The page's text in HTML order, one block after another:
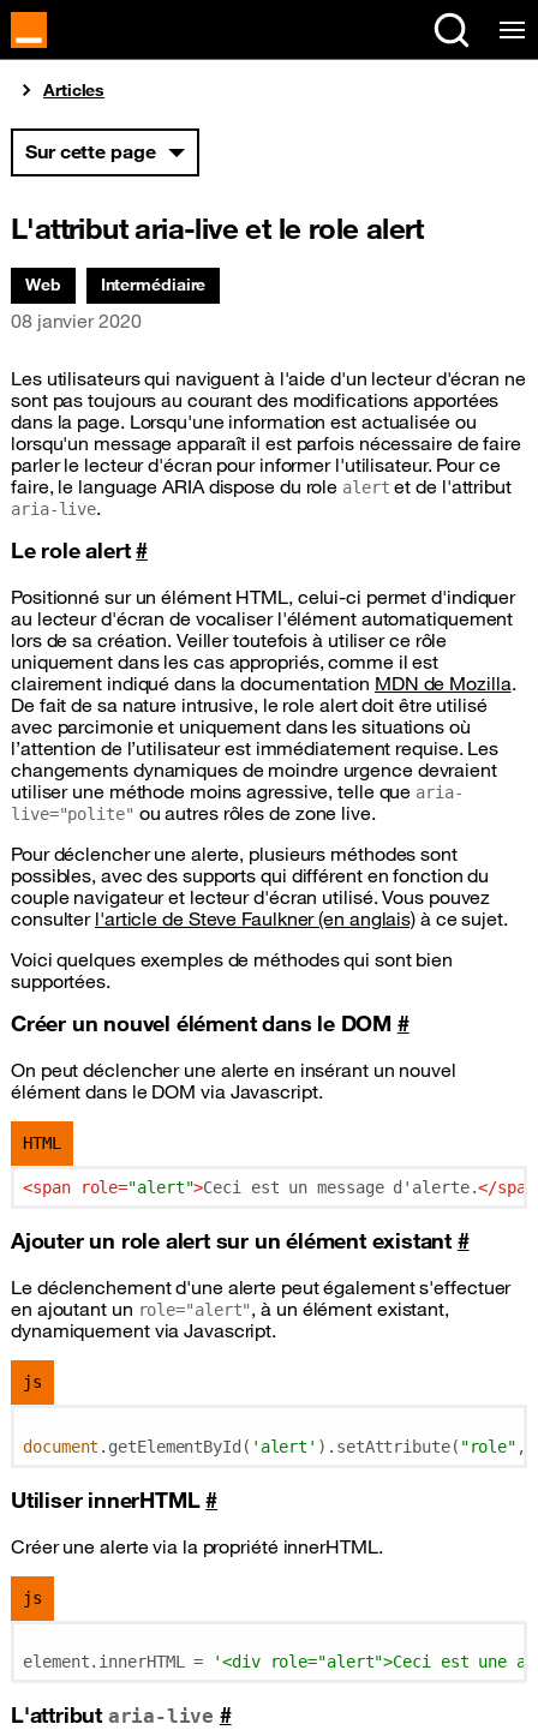
Vous êtes ici
Articles
Sur cette page
L'attribut aria-live et le role alert
Thématiques associées :
Web Intermédiaire
Date de parution
08 janvier 2020
Les utilisateurs qui naviguent à l'aide d'un lecteur d'écran ne
sont pas toujours au courant des modifications apportées
dans la page. Lorsqu'une information est actualisée ou
lorsqu'un message apparaît il est parfois nécessaire de faire
parler le lecteur d'écran pour informer l'utilisateur. Pour ce
faire, le languageARIAdispose du role alert et de l'attribut
aria-live.
Le role alert#
Positionné sur un élément HTML, celui-ci permet d'indiquer
au lecteur d'écran de vocaliser l'élément automatiquement
lors de sa création. Veiller toutefois à utiliser ce rôle
uniquement dans les cas appropriés, comme il est
clairement indiqué dans la documentation MDN de Mozilla.
De fait de sa nature intrusive, le role alert doit être utilisé
avec parcimonie et uniquement dans les situations où
l’attention de l’utilisateur est immédiatement requise. Les
changements dynamiques de moindre urgence devraient
utiliser une méthode moins agressive, telle que aria-
live="polite" ou autres rôles de zone live.
Pour déclencher une alerte, plusieurs méthodes sont
possibles, avec des supports qui différent en fonction du
couple navigateur et lecteur d'écran utilisé. Vous pouvez
consulter l'article de Steve Faulkner (en anglais) à ce sujet.
Voici quelques exemples de méthodes qui sont bien
supportées.
Créer un nouvel élément dans le DOM #
On peut déclencher une alerte en insérant un nouvel
élément dans le DOM via Javascript.
HTML
<span role="alert">Ceci est un message d'alerte.</span
Ajouter un role alert sur un élément existant #
Le déclenchement d'une alerte peut également s'effectuer
en ajoutant un role="alert", à un élément existant,
dynamiquement via Javascript.
js
document .getElementById( 'alert' ).setAttribute( "role" ,
Utiliser innerHTML#
Créer une alerte via la propriété innerHTML.
js
element.innerHTML = '<div role="alert">Ceci est une
L'attribut aria-live #